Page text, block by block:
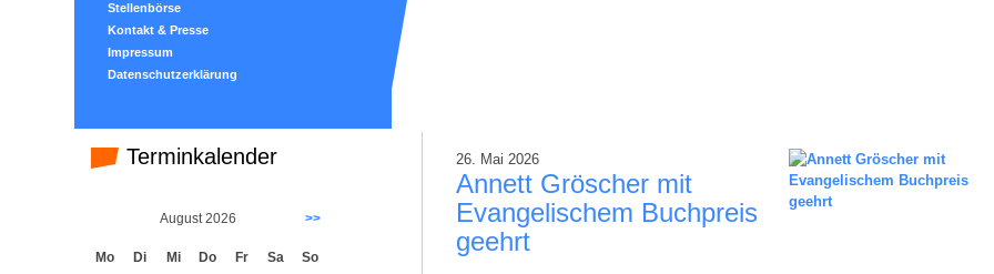
Stellenbörse
Kontakt & Presse
Impressum
Datenschutzerklärung
Terminkalender
August 2026 >>
Mo Di Mi Do Fr Sa So
26. Mai 2026
Annett Gröscher mit
Evangelischem Buchpreis
geehrt